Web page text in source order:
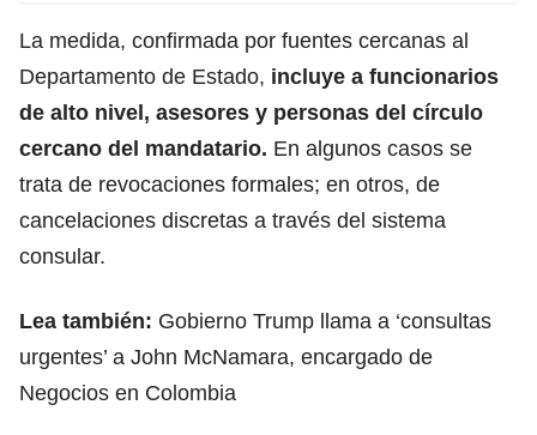
La medida, confirmada por fuentes cercanas al
Departamento de Estado, incluye a funcionarios
de alto nivel, asesores y personas del círculo
cercano del mandatario. En algunos casos se
trata de revocaciones formales; en otros, de
cancelaciones discretas a través del sistema
consular.
Lea también: Gobierno Trump llama a ‘consultas
urgentes’ a John McNamara, encargado de
Negocios en Colombia